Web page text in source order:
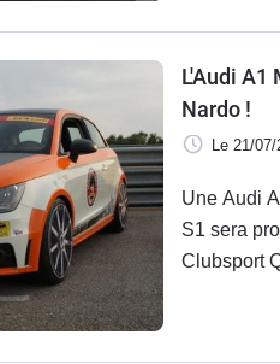
L'Audi A1
Nardo !
Le 21/07/
Une Audi
S1 sera
Clubsport